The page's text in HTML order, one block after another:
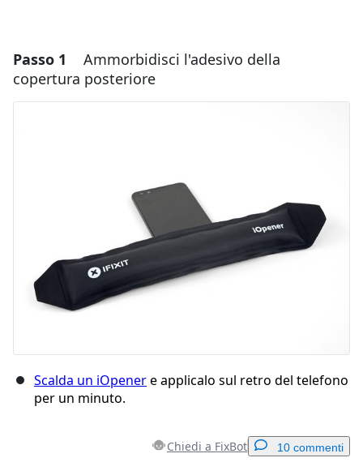
Passo 1
Ammorbidisci l'adesivo della
copertura posteriore
Scalda un iOpenere applicalo sul retro del telefono
per un minuto.
Chiedi a FixBot 10 commenti